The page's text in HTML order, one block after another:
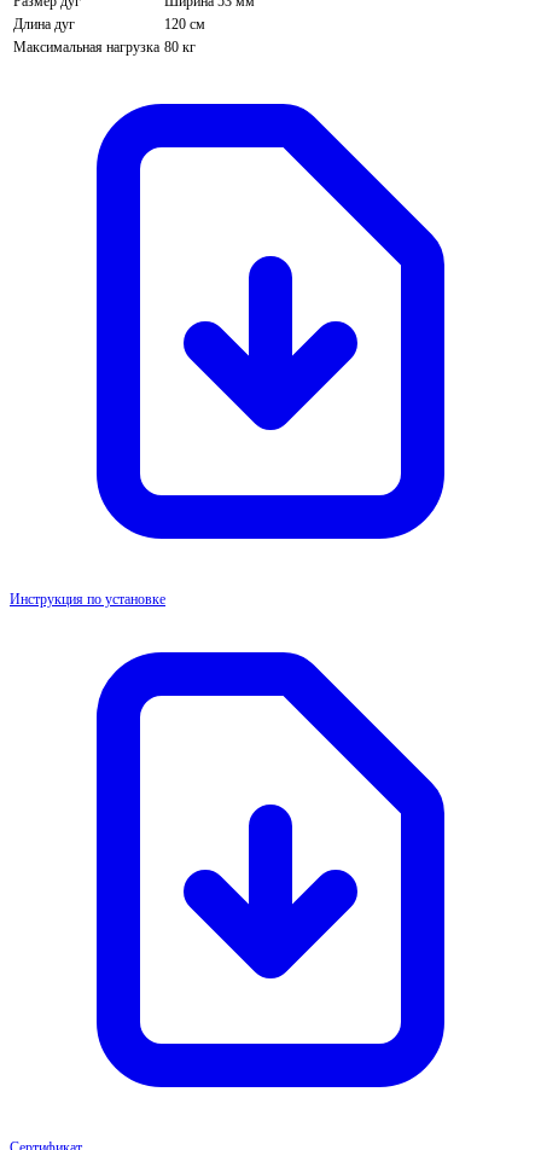
Длина дуг
120 см
Максимальная нагрузка 80 кг
Инструкция по установке